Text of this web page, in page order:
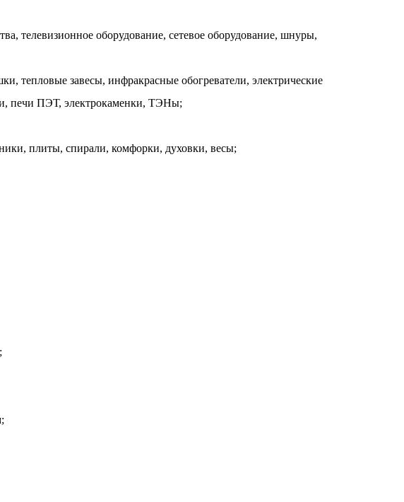
телевизионное оборудование, сетевое оборудование, шнуры,
тепловые завесы, инфракрасные обогреватели, электрические
печи ПЭТ, электрокаменки, ТЭНы;
плиты, спирали, комфорки, духовки, весы;